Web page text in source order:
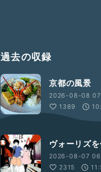
過去の収録
京都の風景
2026-08-08
1389
ヴォーリズ
2026-08-07
2315